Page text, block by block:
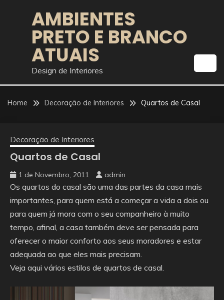
AMBIENTES
PRETO E BRANCO
ATUAIS
Design de Interiores
Home Decoração de Interiores Quartos de Casal
Decoração de Interiores
Quartos de Casal
1 de Novembro, 2011 admin
Os quartos do casal são uma das partes da casa mais
importantes, para quem está a começar a vida a dois ou
para quem já mora com o seu companheiro à muito
tempo, afinal, a casa também deve ser pensada para
oferecer o maior conforto aos seus moradores e estar
adequada ao que eles mais precisam.
Veja aqui vários estilos de quartos de casal.